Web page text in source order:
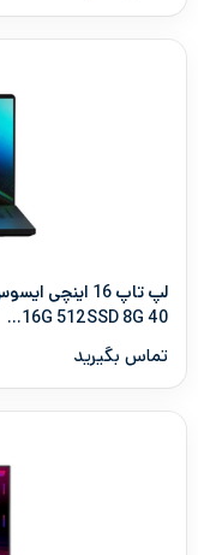
16G 512SSD 8G 40...
تماس بگیرید